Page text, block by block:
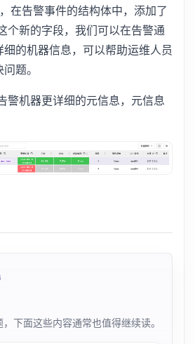
在告警事件的结构体中，添加了
个新的字段，我们可以在告警通
的机器信息，可以帮助运维人员
题。
警机器更详细的元信息，元信息
下面这些内容通常也值得继续读。